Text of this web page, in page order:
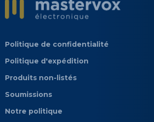
Politique de confidentialité
Politique d'expédition
Produits non-listés
Soumissions
Notre politique